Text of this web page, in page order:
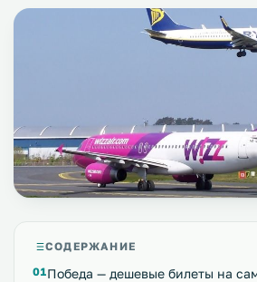
СОДЕРЖАНИЕ
Победа — дешевые билеты на